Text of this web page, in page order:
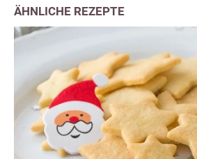
ÄHNLICHE REZEPTE